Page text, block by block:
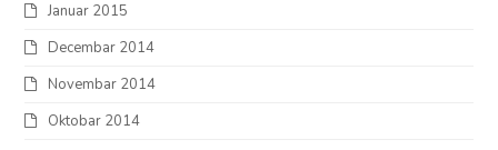
Januar 2015
Decembar 2014
Novembar 2014
Oktobar 2014